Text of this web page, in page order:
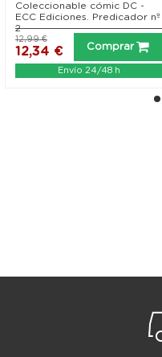
Coleccionable cómic DC -
ECC Ediciones. Predicador nº
2
12,34 €
12,99 €
Comprar
Envío 24/48 h